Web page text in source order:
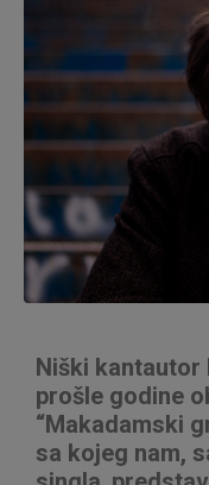
Niški kantautor
prošle godine
“Makadamski
sa kojeg nam,